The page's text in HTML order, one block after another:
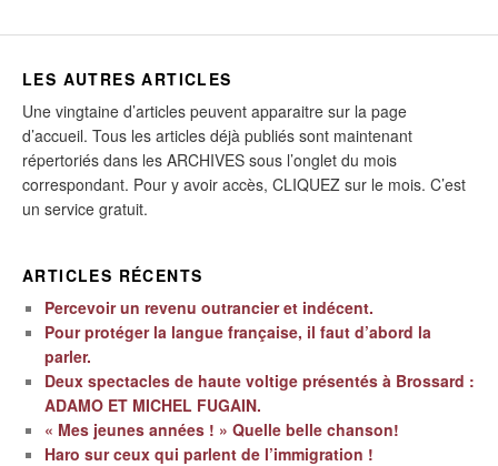
LES AUTRES ARTICLES
Une vingtaine d’articles peuvent apparaitre sur la page
d’accueil. Tous les articles déjà publiés sont maintenant
répertoriés dans les ARCHIVES sous l’onglet du mois
correspondant. Pour y avoir accès, CLIQUEZ sur le mois. C’est
un service gratuit.
ARTICLES RÉCENTS
Percevoir un revenu outrancier et indécent.
Pour protéger la langue française, il faut d’abord la
parler.
Deux spectacles de haute voltige présentés à Brossard :
ADAMO ET MICHEL FUGAIN.
« Mes jeunes années ! » Quelle belle chanson!
Haro sur ceux qui parlent de l’immigration !